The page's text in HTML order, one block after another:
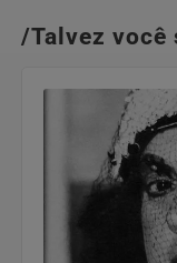
/Talvez você